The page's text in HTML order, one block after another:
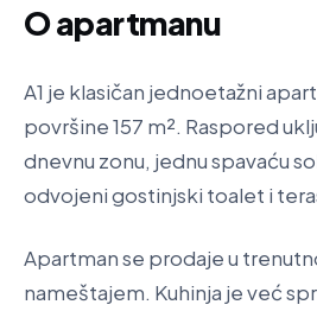
O apartmanu
A1 je klasičan jednoetažni
površine 157 m². Raspored
dnevnu zonu, jednu spavaću
odvojeni gostinjski toalet i
Apartman se prodaje u
nameštajem. Kuhinja je već